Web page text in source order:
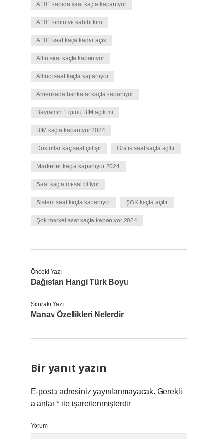
A101 kapıda saat kaçta kapanıyor
A101 kimin ve sahibi kim
A101 saat kaça kadar açık
Altın saat kaçta kapanıyor
Altıncı saat kaçta kapanıyor
Amerikada bankalar kaçta kapanıyor
Bayramın 1 günü BİM açık mı
BİM kaçta kapanıyor 2024
Doktorlar kaç saat çalışır Gratis saat kaçta açılır
Marketler kaçta kapanıyor 2024
Saat kaçta mesai bitiyor
Sistem saat kaçta kapanıyor ŞOK kaçta açılır
Şok market saat kaçta kapanıyor 2024
Önceki Yazı
Dağıstan Hangi Türk Boyu
Sonraki Yazı
Manav Özellikleri Nelerdir
Bir yanıt yazın
E-posta adresiniz yayınlanmayacak. Gerekli
alanlar * ile işaretlenmişlerdir
Yorum